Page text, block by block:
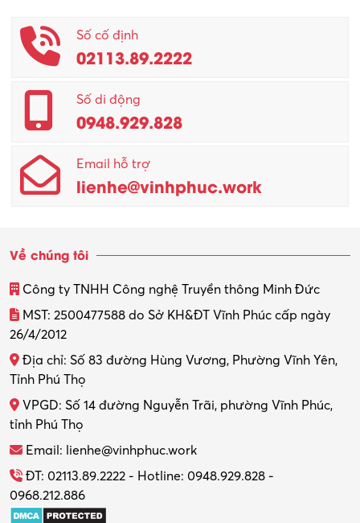
Phục vụ khác
Promotion Girl (PG)
Quản lý – Giám đốc
Quản lý chất lượng – QC
Quản lý sản xuất
Quản trị kinh doanh
Thiết kế nội thất
Thợ máy – Ô tô – Xe máy
Thực tập
Tổ chức sự kiện – Quà tặng
Trợ lý
Số cố định
02113.89.2222
Số di động
0948.929.828
Email hỗ trợ
lienhe@vinhphuc.work
Về chúng tôi
Công ty TNHH Công nghệ Truyền thông Minh Đức
MST: 2500477588 do Sở KH&ĐT Vĩnh Phúc cấp ngày
26/4/2012
Địa chỉ: Số 83 đường Hùng Vương, Phường Vĩnh Yên,
Tỉnh Phú Thọ
VPGD: Số 14 đường Nguyễn Trãi, phường Vĩnh Phúc,
tỉnh Phú Thọ
Email: lienhe@vinhphuc.work
ĐT: 02113.89.2222 - Hotline: 0948.929.828 -
0968.212.886